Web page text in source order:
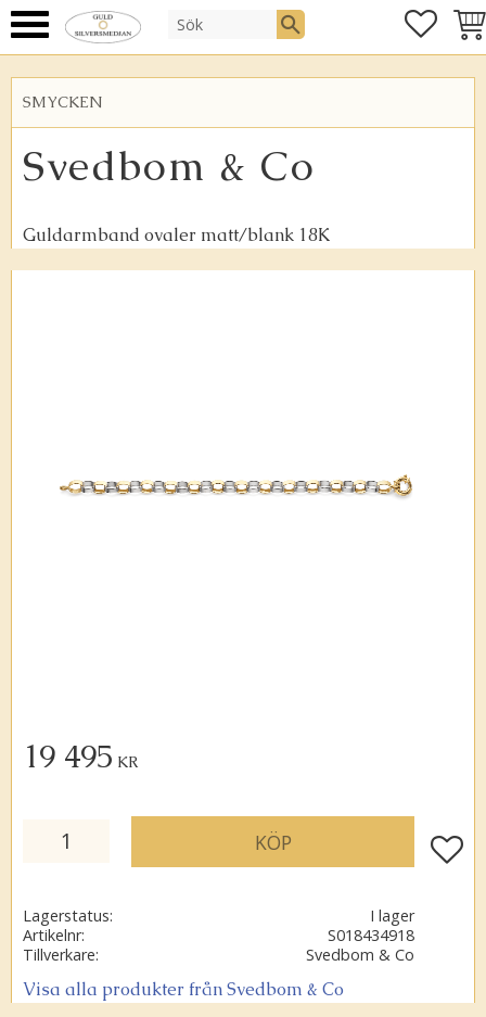
SMYCKEN
Svedbom & Co
Guldarmband ovaler matt/blank 18K
19 495 KR
KÖP Lägg
Lagerstatus
I lager
Artikelnr
S018434918
Tillverkare
Svedbom & Co
Visa alla produkter från Svedbom & Co